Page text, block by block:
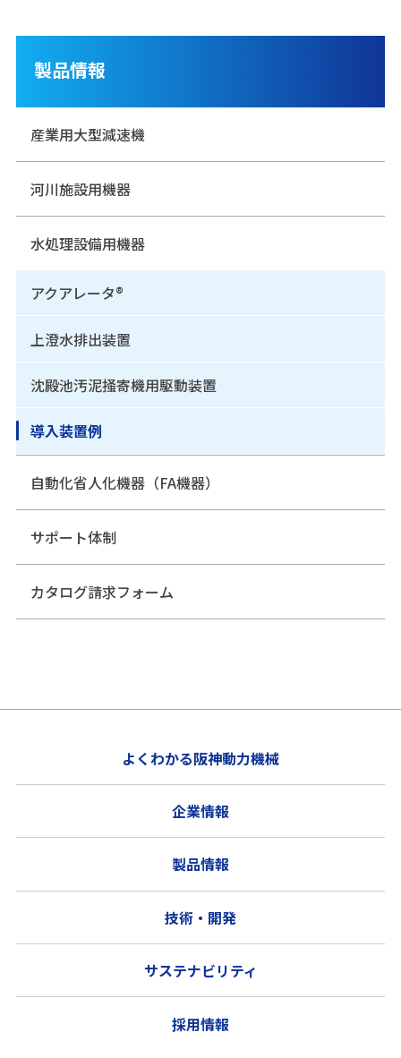
製品情報
産業用大型減速機
河川施設用機器
水処理設備用機器
アクアレータ®
上澄水排出装置
沈殿池汚泥掻寄機用駆動装置
導入装置例
自動化省人化機器（FA機器）
サポート体制
カタログ請求フォーム
よくわかる阪神動力機械
企業情報
製品情報
技術・開発
サステナビリティ
採用情報